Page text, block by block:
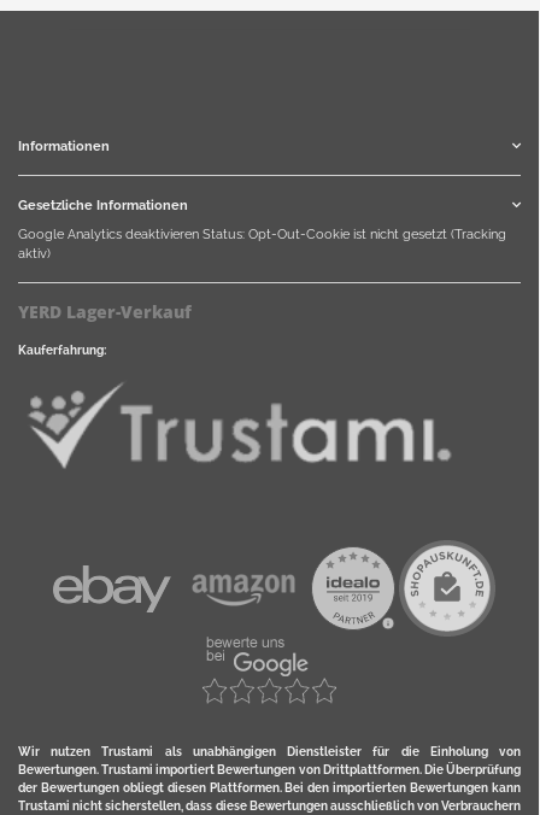
Informationen
Gesetzliche Informationen
Google Analytics deaktivieren Status: Opt-Out-Cookie ist nicht gesetzt (Tracking
aktiv)
YERD Lager-Verkauf
Kauferfahrung:
Wir nutzen Trustami als unabhängigen Dienstleister für die Einholung von
Bewertungen. Trustami importiert Bewertungen von Drittplattformen. Die Überprüfung
der Bewertungen obliegt diesen Plattformen. Bei den importierten Bewertungen kann
Trustami nicht sicherstellen, dass diese Bewertungen ausschließlich von Verbrauchern